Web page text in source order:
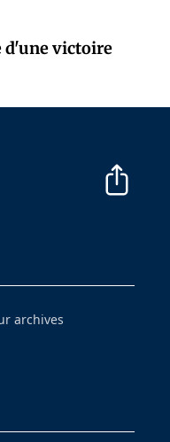
d'une victoire
archives